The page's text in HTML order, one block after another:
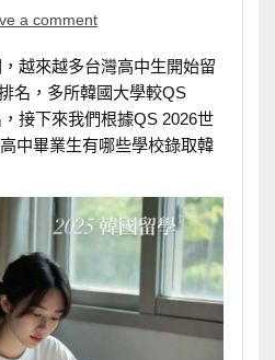
a comment
越來越多台灣高中生開始留
名，多所韓國大學較QS
接下來我們根據QS 2026世
中畢業生有哪些學校錄取韓